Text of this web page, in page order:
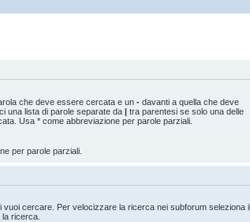
che deve essere cercata e un - davanti a quella che deve
una lista di parole separate da | tra parentesi se solo una delle
Usa * come abbreviazione per parole parziali.
per parole parziali.
vuoi cercare. Per velocizzare la ricerca nei subforum seleziona il
ricerca.